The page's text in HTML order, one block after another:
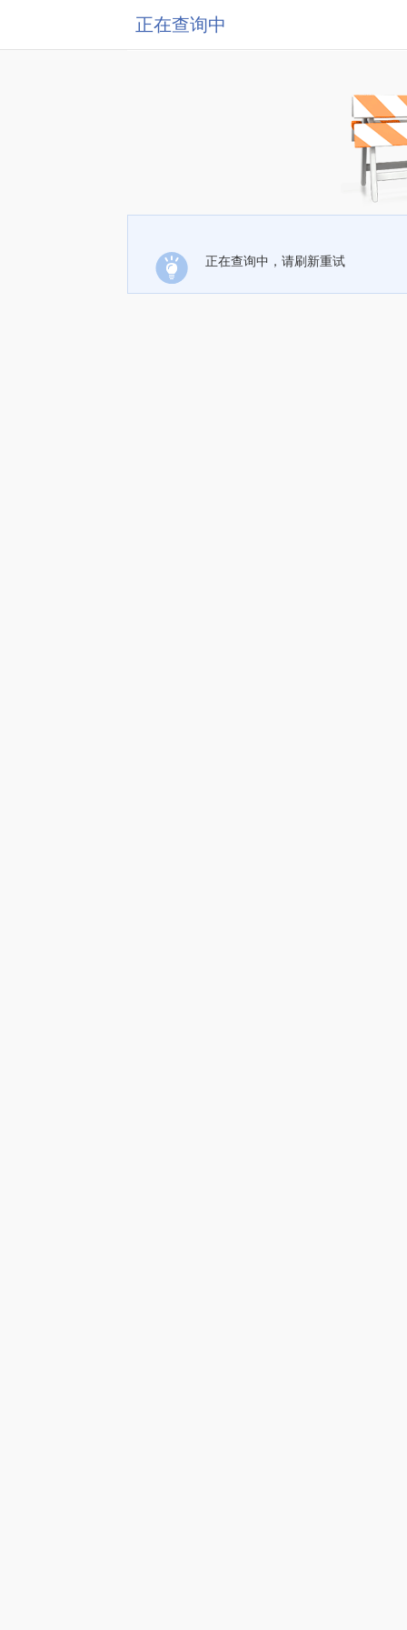
正在查询中
正在查询中，请刷新重试